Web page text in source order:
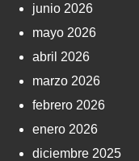
junio 2026
mayo 2026
abril 2026
marzo 2026
febrero 2026
enero 2026
diciembre 2025